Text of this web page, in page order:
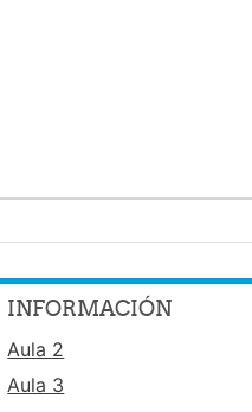
INFORMACIÓN
Aula 2
Aula 3